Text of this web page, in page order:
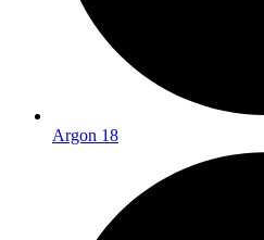
Argon 18